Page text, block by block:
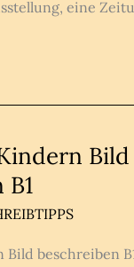
eine
Bild
beschreiben